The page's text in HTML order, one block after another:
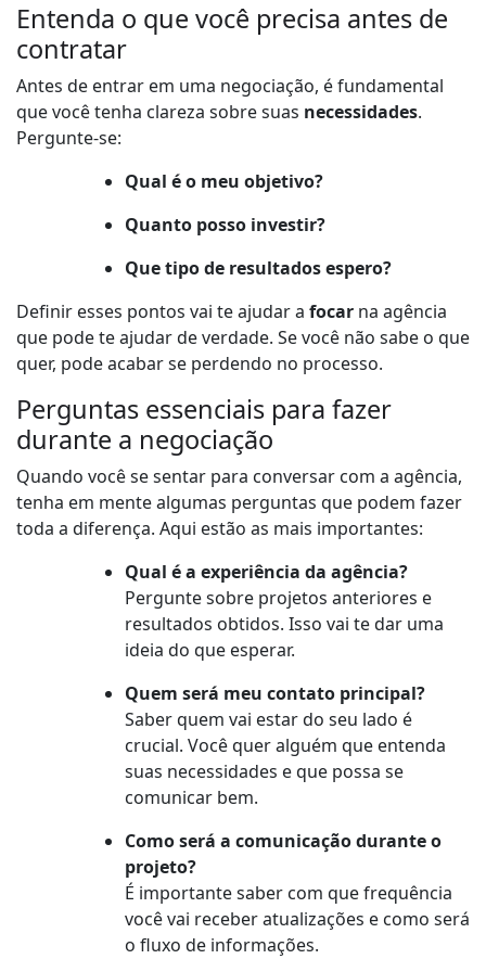
Entenda o que você precisa antes de
contratar
Antes de entrar em uma negociação, é fundamental
que você tenha clareza sobre suas necessidades.
Pergunte-se:
Qual é o meu objetivo?
Quanto posso investir?
Que tipo de resultados espero?
Definir esses pontos vai te ajudar a focar na agência
que pode te ajudar de verdade. Se você não sabe o que
quer, pode acabar se perdendo no processo.
Perguntas essenciais para fazer
durante a negociação
Quando você se sentar para conversar com a agência,
tenha em mente algumas perguntas que podem fazer
toda a diferença. Aqui estão as mais importantes:
Qual é a experiência da agência?
Pergunte sobre projetos anteriores e
resultados obtidos. Isso vai te dar uma
ideia do que esperar.
Quem será meu contato principal?
Saber quem vai estar do seu lado é
crucial. Você quer alguém que entenda
suas necessidades e que possa se
comunicar bem.
Como será a comunicação durante o
projeto?
É importante saber com que frequência
você vai receber atualizações e como será
o fluxo de informações.